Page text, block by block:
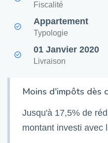
Fiscalité
Appartement
Typologie
01 Janvier 2020
Livraison
Moins d'impôts dès
Jusqu'à 17,5% de
montant investi avec